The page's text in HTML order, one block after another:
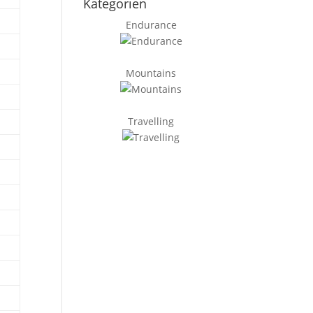
Kategorien
Endurance
Mountains
Travelling